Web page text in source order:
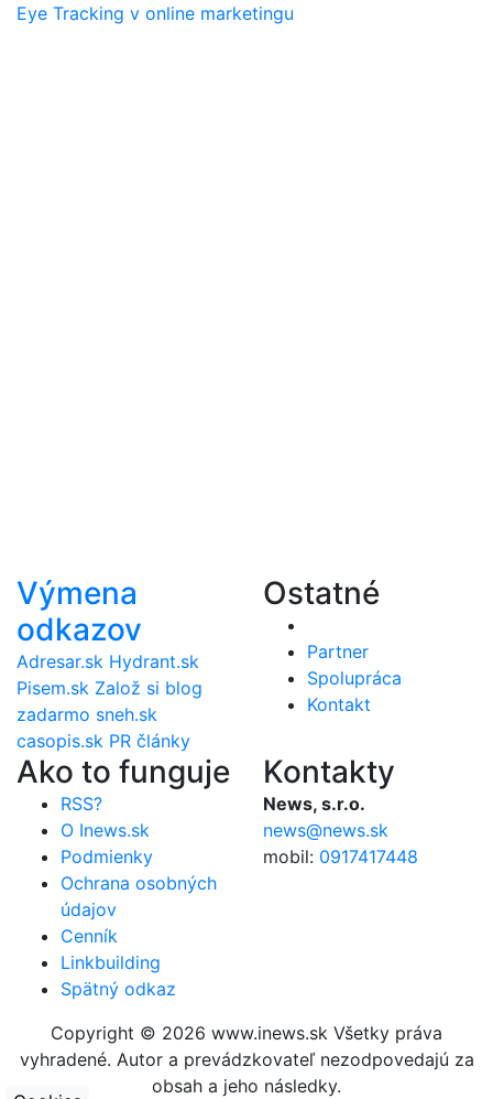
Eye Tracking v online marketingu
Výmena
odkazov
Adresar.sk Hydrant.sk
Pisem.sk Založ si blog
zadarmo sneh.sk
casopis.sk PR články
Ostatné
Partner
Spolupráca
Kontakt
Ako to funguje
RSS?
O Inews.sk
Podmienky
Ochrana osobných
údajov
Cenník
Linkbuilding
Spätný odkaz
Kontakty
News, s.r.o.
news@news.sk
mobil: 0917417448
Copyright © 2026 www.inews.sk Všetky práva
vyhradené. Autor a prevádzkovateľ nezodpovedajú za
obsah a jeho následky.